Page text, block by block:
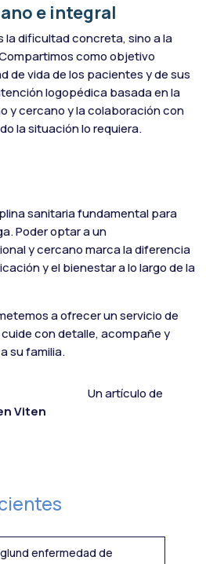
e integral
la dificultad concreta, sino a la
como objetivo
de vida de los pacientes y de sus
logopédica basada en la
y cercano y la colaboración con
la situación lo requiera.
sanitaria fundamental para
Poder optar a un
y cercano marca la diferencia
y el bienestar a lo largo de la
a ofrecer un servicio de
con detalle, acompañe y
su familia.
Un artículo de
Viten